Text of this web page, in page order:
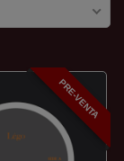
PRE-VENTA